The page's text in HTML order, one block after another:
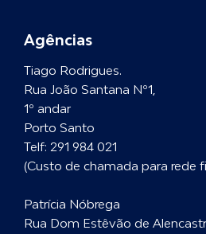
Agências
Tiago Rodrigues.
Rua João Santana Nº1,
1º andar
Porto Santo
Telf: 291 984 021
(Custo de chamada para rede
Patrícia Nóbrega
Rua Dom Estêvão de